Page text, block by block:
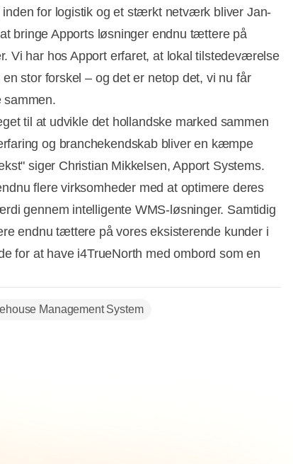
inden for logistik og et stærkt netværk bliver Jan-
bringe Apports løsninger endnu tættere på
Vi har hos Apport erfaret, at lokal tilstedeværelse
stor forskel – og det er netop det, vi nu får
sammen.
til at udvikle det hollandske marked sammen
og branchekendskab bliver en kæmpe
siger Christian Mikkelsen, Apport Systems.
flere virksomheder med at optimere deres
gennem intelligente WMS-løsninger. Samtidig
endnu tættere på vores eksisterende kunder i
for at have i4TrueNorth med ombord som en
Management System